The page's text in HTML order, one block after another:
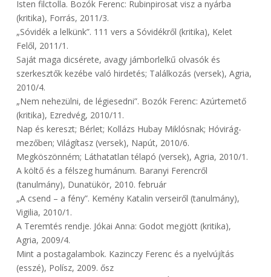
Isten filctolla. Bozók Ferenc: Rubinpirosat visz a nyárba
(kritika), Forrás, 2011/3.
„Sóvidék a lelkünk”. 111 vers a Sóvidékről (kritika), Kelet
Felől, 2011/1.
Saját maga dicsérete, avagy jámborlelkű olvasók és
szerkesztők kezébe való hirdetés; Találkozás (versek), Agria,
2010/4.
„Nem nehezülni, de légiesedni”. Bozók Ferenc: Azúrtemető
(kritika), Ezredvég, 2010/11.
Nap és kereszt; Bérlet; Kollázs Hubay Miklósnak; Hóvirág-
mezőben; Világítasz (versek), Napút, 2010/6.
Megköszönném; Láthatatlan télapó (versek), Agria, 2010/1.
A költő és a félszeg humánum. Baranyi Ferencről
(tanulmány), Dunatükör, 2010. február
„A csend – a fény”. Kemény Katalin verseiről (tanulmány),
Vigilia, 2010/1.
A Teremtés rendje. Jókai Anna: Godot megjött (kritika),
Agria, 2009/4.
Mint a postagalambok. Kazinczy Ferenc és a nyelvújítás
(esszé), Polísz, 2009. ősz